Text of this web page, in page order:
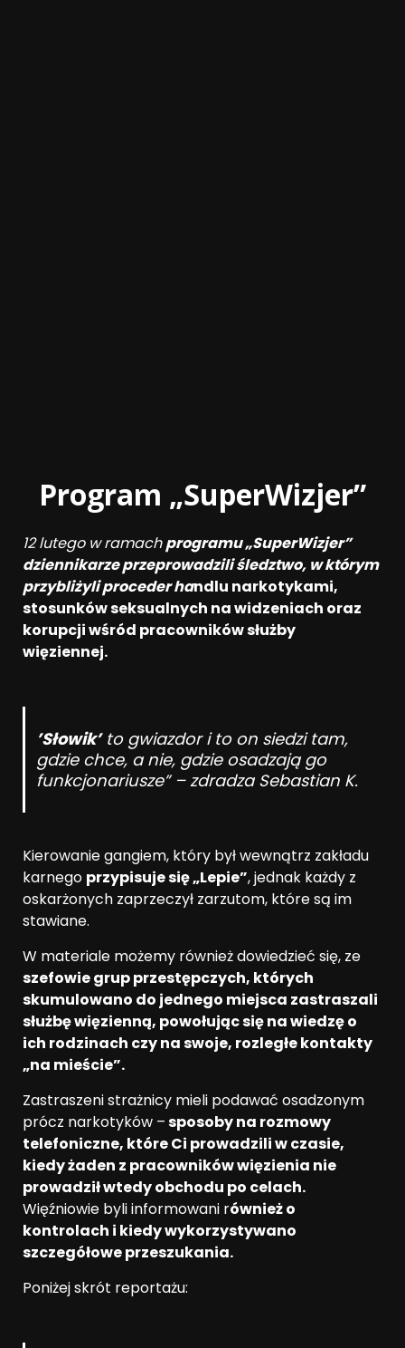
Program „SuperWizjer”
12 lutego w ramachprogramu „SuperWizjer”
dziennikarze przeprowadzili śledztwo, w którym
przybliżyli proceder handlu narkotykami,
stosunków seksualnych na widzeniach oraz
korupcji wśród pracowników służby
więziennej.
’Słowik’to gwiazdor i to on siedzi tam,
gdzie chce, a nie, gdzie osadzają go
funkcjonariusze” – zdradza Sebastian K.
Kierowanie gangiem, który był wewnątrz zakładu
karnego przypisuje się „Lepie”, jednak każdy z
oskarżonych zaprzeczył zarzutom, które są im
stawiane.
W materiale możemy również dowiedzieć się, ze
szefowie grup przestępczych, których
skumulowano do jednego miejsca zastraszali
służbę więzienną, powołując się na wiedzę o
ich rodzinach czy na swoje, rozległe kontakty
„na mieście”.
Zastraszeni strażnicy mieli podawać osadzonym
prócz narkotyków –sposoby na rozmowy
telefoniczne, które Ci prowadzili w czasie,
kiedy żaden z pracowników więzienia nie
prowadził wtedy obchodu po celach.
Więźniowie byli informowani również o
kontrolach i kiedy wykorzystywano
szczegółowe przeszukania.
Poniżej skrót reportażu: